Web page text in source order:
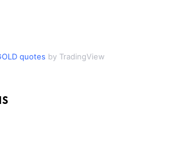
quotes by TradingView